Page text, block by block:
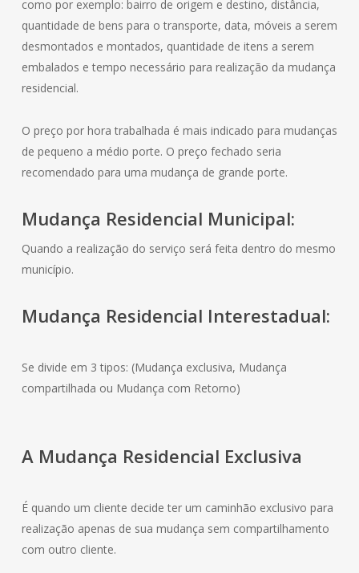
como por exemplo: bairro de origem e destino, distância,
quantidade de bens para o transporte, data, móveis a serem
desmontados e montados, quantidade de itens a serem
embalados e tempo necessário para realização da mudança
residencial.
O preço por hora trabalhada é mais indicado para mudanças
de pequeno a médio porte. O preço fechado seria
recomendado para uma mudança de grande porte.
Mudança Residencial Municipal:
Quando a realização do serviço será feita dentro do mesmo
município.
Mudança Residencial Interestadual:
Se divide em 3 tipos: (Mudança exclusiva, Mudança
compartilhada ou Mudança com Retorno)
A Mudança Residencial Exclusiva
É quando um cliente decide ter um caminhão exclusivo para
realização apenas de sua mudança sem compartilhamento
com outro cliente.